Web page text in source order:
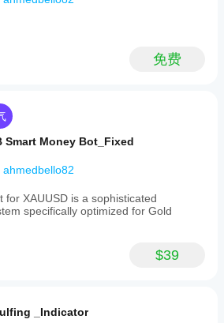
顺势至止盈
仅限当前 H4 蜡烛内的限定线
限当前 H4 蜡烛内的限定线
场价高于前一 M1 高点
价低于前一 M1 低点
免费
Smart Money Bot_Fixed
ahmedbello82
for XAUUSD is a sophisticated
specifically optimized for Gold
$39
_Indicator